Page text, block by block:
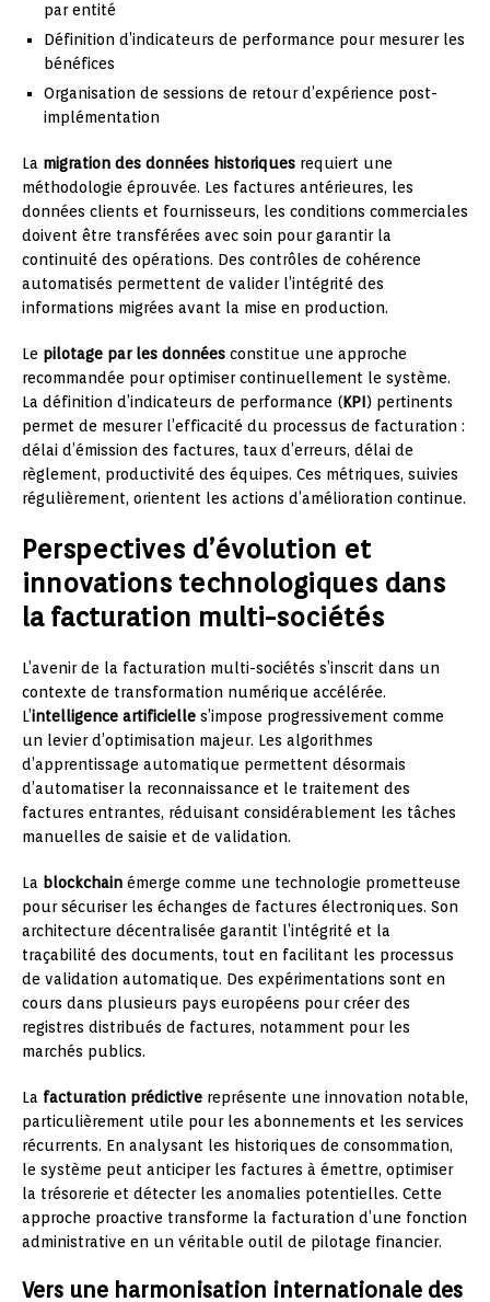
par entité
Définition d’indicateurs de performance pour mesurer les
bénéfices
Organisation de sessions de retour d’expérience post-
implémentation
La migration des données historiques requiert une
méthodologie éprouvée. Les factures antérieures, les
données clients et fournisseurs, les conditions commerciales
doivent être transférées avec soin pour garantir la
continuité des opérations. Des contrôles de cohérence
automatisés permettent de valider l’intégrité des
informations migrées avant la mise en production.
Le pilotage par les données constitue une approche
recommandée pour optimiser continuellement le système.
La définition d’indicateurs de performance (KPI) pertinents
permet de mesurer l’efficacité du processus de facturation :
délai d’émission des factures, taux d’erreurs, délai de
règlement, productivité des équipes. Ces métriques, suivies
régulièrement, orientent les actions d’amélioration continue.
Perspectives d’évolution et
innovations technologiques dans
la facturation multi-sociétés
L’avenir de la facturation multi-sociétés s’inscrit dans un
contexte de transformation numérique accélérée.
L’intelligence artificielle s’impose progressivement comme
un levier d’optimisation majeur. Les algorithmes
d’apprentissage automatique permettent désormais
d’automatiser la reconnaissance et le traitement des
factures entrantes, réduisant considérablement les tâches
manuelles de saisie et de validation.
La blockchain émerge comme une technologie prometteuse
pour sécuriser les échanges de factures électroniques. Son
architecture décentralisée garantit l’intégrité et la
traçabilité des documents, tout en facilitant les processus
de validation automatique. Des expérimentations sont en
cours dans plusieurs pays européens pour créer des
registres distribués de factures, notamment pour les
marchés publics.
La facturation prédictive représente une innovation notable,
particulièrement utile pour les abonnements et les services
récurrents. En analysant les historiques de consommation,
le système peut anticiper les factures à émettre, optimiser
la trésorerie et détecter les anomalies potentielles. Cette
approche proactive transforme la facturation d’une fonction
administrative en un véritable outil de pilotage financier.
Vers une harmonisation internationale des